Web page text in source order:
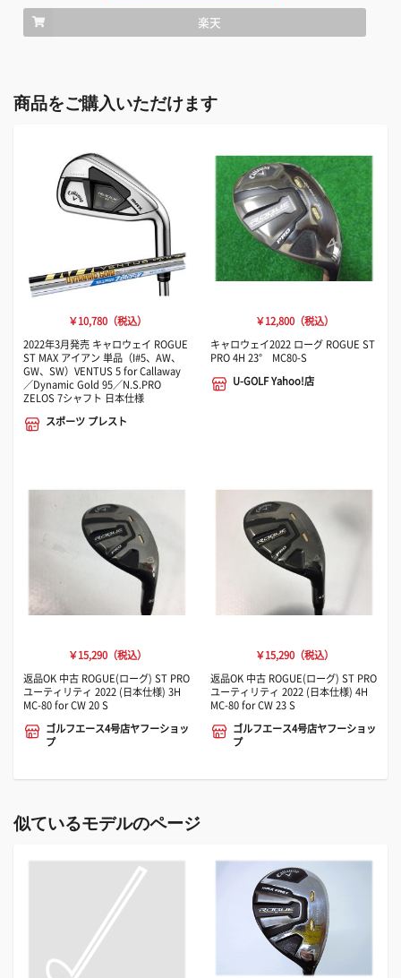
楽天
商品をご購入いただけます
￥10,780（税込）
2022年3月発売 キャロウェイ ROGUE
ST MAX アイアン 単品（I#5、AW、
GW、SW）VENTUS 5 for Callaway
／Dynamic Gold 95／N.S.PRO
ZELOS 7シャフト 日本仕様
スポーツ プレスト
￥12,800（税込）
キャロウェイ2022 ローグ ROGUE ST
PRO 4H 23° MC80-S
U-GOLF Yahoo!店
￥15,290（税込）
返品OK 中古 ROGUE(ローグ) ST PRO
ユーティリティ 2022 (日本仕様) 3H
MC-80 for CW 20 S
ゴルフエース4号店ヤフーショッ
プ
￥15,290（税込）
返品OK 中古 ROGUE(ローグ) ST PRO
ユーティリティ 2022 (日本仕様) 4H
MC-80 for CW 23 S
ゴルフエース4号店ヤフーショッ
プ
似ているモデルのページ